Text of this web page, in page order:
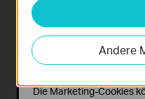
Andere
Analyse- und
Analyse-Cookies
auf unserer Website zu
Funktionsweise unserer
Die Marketing-Cookies